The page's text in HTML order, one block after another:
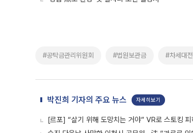
#공탁금관리위원회 #법원보관금 #차세대
박진희 기자의 주요 뉴스 자세히보기
[르포] “살기 위해 도망치는 거야” VR로 스토킹